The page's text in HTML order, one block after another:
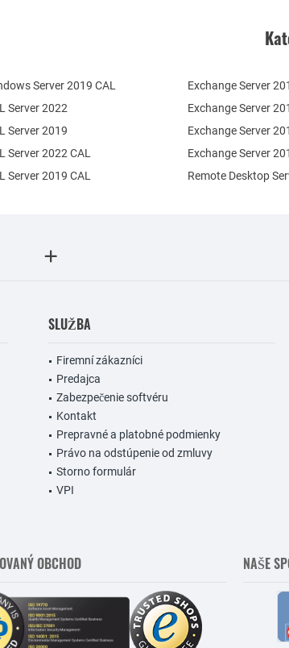
Exchange Server
Exchange Server
Server 2022
Server 2019
Server 2019 CAL
Server 2022 CAL
Server 2019 CAL
Remote Desktop
Exchange Server
Exchange Server
SLUŽBA
Firemní zákazníci
Predajca
Zabezpečenie softvéru
Kontakt
Prepravné a platobné podmienky
Právo na odstúpenie od zmluvy
Storno formulár
VPI
OBCHOD NAŠE